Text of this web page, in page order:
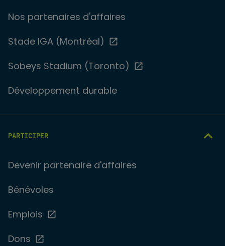
Nos partenaires d'affaires
Stade IGA (Montréal)
Sobeys Stadium (Toronto)
Développement durable
PARTICIPER
Devenir partenaire d'affaires
Bénévoles
Emplois
Dons